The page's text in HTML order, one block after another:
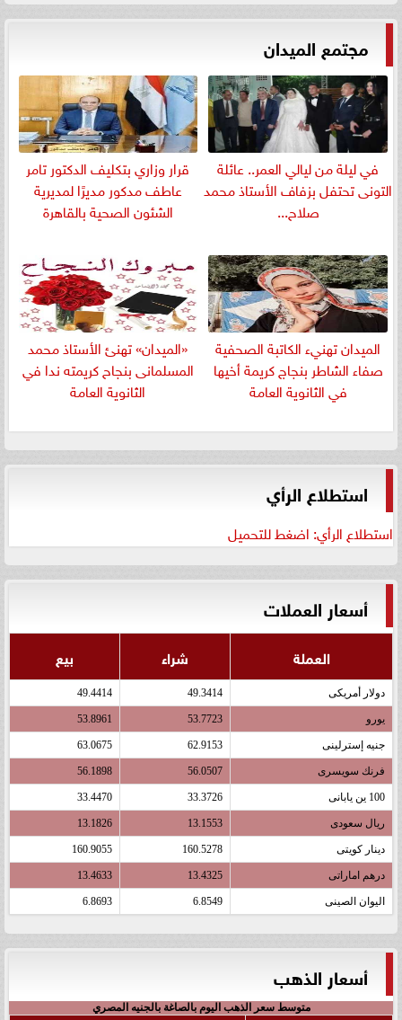
مجتمع الميدان
في ليلة من ليالي العمر.. عائلة
التونى تحتفل بزفاف الأستاذ محمد
صلاح...
قرار وزاري بتكليف الدكتور تامر
عاطف مدكور مديرًا لمديرية
الشئون الصحية بالقاهرة
الميدان تهنيء الكاتبة الصحفية
صفاء الشاطر بنجاج كريمة أخيها
في الثانوية العامة
«الميدان» تهنئ الأستاذ محمد
المسلمانى بنجاح كريمته ندا في
الثانوية العامة
استطلاع الرأي
استطلاع الرأي: اضغط للتحميل
أسعار العملات
العملة شراء بيع
دولار أمريكى 49.3414
49.4414
يورو 53.7723
53.8961
جنيه إسترلينى 62.9153
63.0675
فرنك سويسرى 56.0507
56.1898
100 ين يابانى 33.3726
33.4470
ريال سعودى 13.1553
13.1826
دينار كويتى 160.5278
160.9055
درهم اماراتى 13.4325
13.4633
اليوان الصينى 6.8549
6.8693
أسعار الذهب
متوسط سعر الذهب اليوم بالصاغة بالجنيه المصري